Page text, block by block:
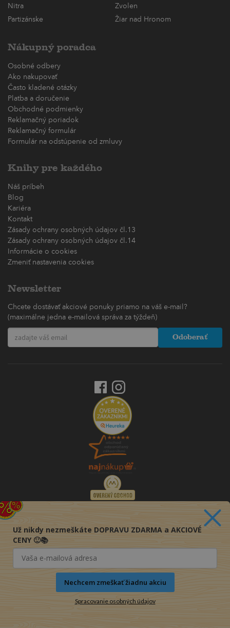
Nitra
Zvolen
Partizánske
Žiar nad Hronom
Nákupný poradca
Osobné odbery
Ako nakupovať
Často kladené otázky
Platba a doručenie
Obchodné podmienky
Reklamačný poriadok
Reklamačný formulár
Formulár na odstúpenie od zmluvy
Knihy pre každého
Náš príbeh
Blog
Kariéra
Kontakt
Zásady ochrany osobných údajov čl.13
Zásady ochrany osobných údajov čl.14
Informácie o cookies
Zmeniť nastavenia cookies
Newsletter
Chcete dostávať akciové ponuky priamo na váš e-mail?
(maximálne jedna e-mailová správa za týždeň)
Odoberať
Už nikdy nezmeškáte DOPRAVU ZDARMA a AKCIOVÉ
CENY 🙂📚
Nechcem zmeškať žiadnu akciu
Spracovanie osobných údajov